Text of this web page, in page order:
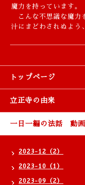
魔力を持っています。
こんな不思議な魔力
汁にまどわされぬよう
トップページ
立正寺の由来
一日一編の法話 動
2023-12（2）
2023-10（1）
2023-09（2）